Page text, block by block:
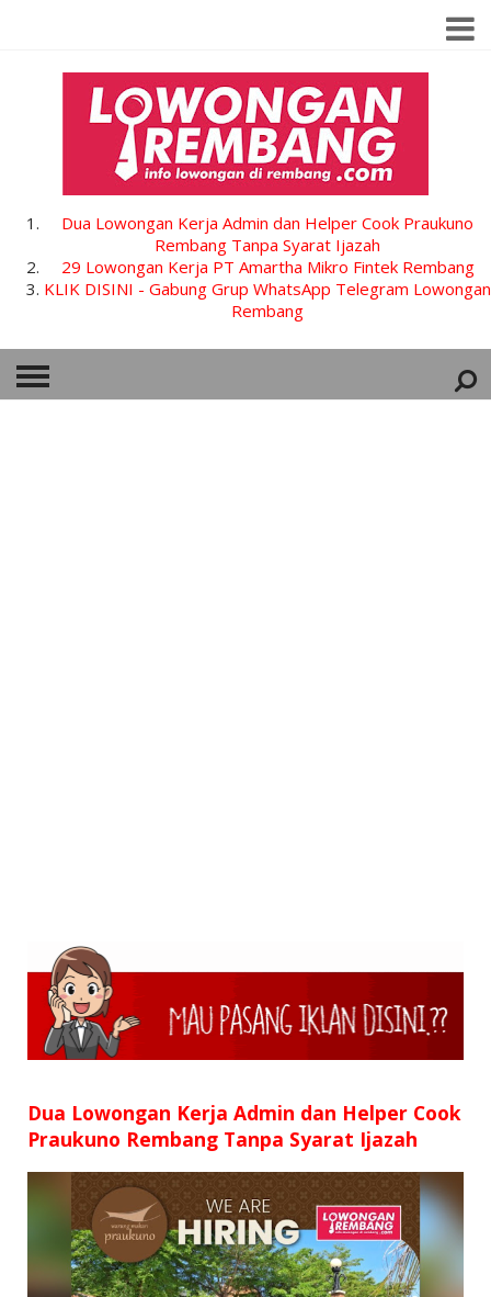
Dua Lowongan Kerja Admin dan Helper Cook Praukuno
Rembang Tanpa Syarat Ijazah
29 Lowongan Kerja PT Amartha Mikro Fintek Rembang
KLIK DISINI - Gabung Grup WhatsApp Telegram Lowongan
Rembang
Dua Lowongan Kerja Admin dan Helper Cook
Praukuno Rembang Tanpa Syarat Ijazah